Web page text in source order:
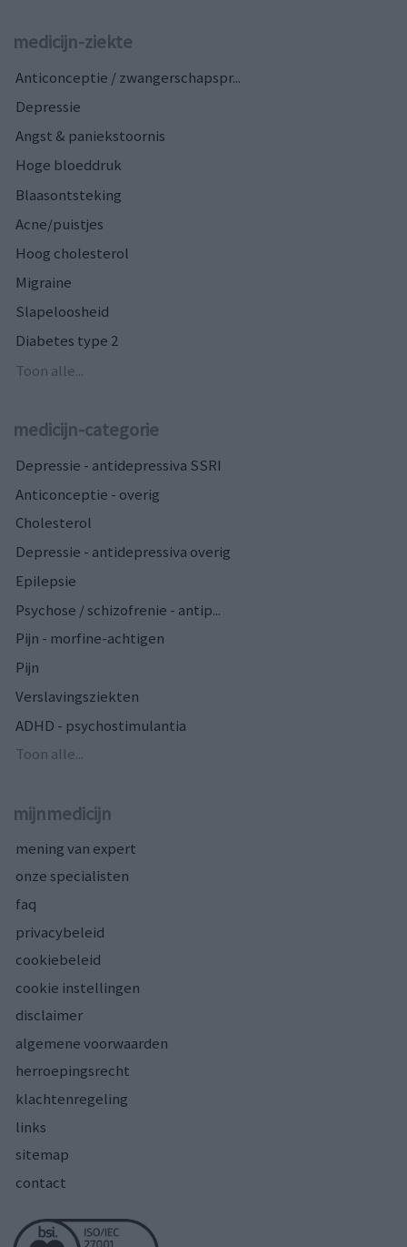
medicijn-ziekte
Anticonceptie / zwangerschapspr...
Depressie
Angst & paniekstoornis
Hoge bloeddruk
Blaasontsteking
Acne/puistjes
Hoog cholesterol
Migraine
Slapeloosheid
Diabetes type 2
Toon alle...
medicijn-categorie
Depressie - antidepressiva SSRI
Anticonceptie - overig
Cholesterol
Depressie - antidepressiva overig
Epilepsie
Psychose / schizofrenie - antip...
Pijn - morfine-achtigen
Pijn
Verslavingsziekten
ADHD - psychostimulantia
Toon alle...
mijnmedicijn
mening van expert
onze specialisten
faq
privacybeleid
cookiebeleid
cookie instellingen
disclaimer
algemene voorwaarden
herroepingsrecht
klachtenregeling
links
sitemap
contact